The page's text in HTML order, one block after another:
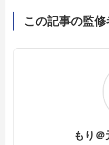
この記事の監
もり